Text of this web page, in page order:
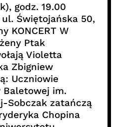
godz. 19.00
Świętojańska 50,
KONCERT W
Ptak
Violetta
Zbigniew
Uczniowie
Baletowej im.
Sobczak zatańczą
Chopina